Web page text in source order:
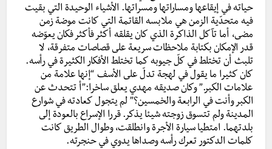
حياته في إيقاعها ومساراتها ومسراتها. الأشياء الوحيدة التي بقيت
فيه متحدّية الزمن هي ملابسه القاتمة التي كانت موضة زمن
مضى، أما تآكل الذاكرة الذي كان يقلقه أكثر فأكثر فكان يعوّضه
قدر الإمكان بكتابة ملاحظات سريعة على قصاصات متفرقة، لا
تلبث أن تختلط في كلّ جيوبه كما تختلط الأفكار الكثيرة في رأسه.
كان كثيرا ما يقول في لهجة تدلّ على الأسف “إنها علامة من
علامات الكبر.” وكان صديقه مهدي يعلق ساخرا:”أ تتحدث عن
الكبر وأنت في الرابعة والخمسين؟” لم يتجول كعادته في شوارع
المدينة ولم تتسوق زوجته شيئا يذكر. قررا الإسراع بالعودة إلى
بلدتهما. امتطيا سيارة الأجرة وانطلقت، وطوال الطريق كانت
كلمات الدكتور تعرك رأسه وصداها يدوي في حنجرته.